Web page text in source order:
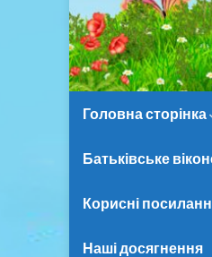
Головна сторінка
Батьківське
Корисні
Наші досягнення